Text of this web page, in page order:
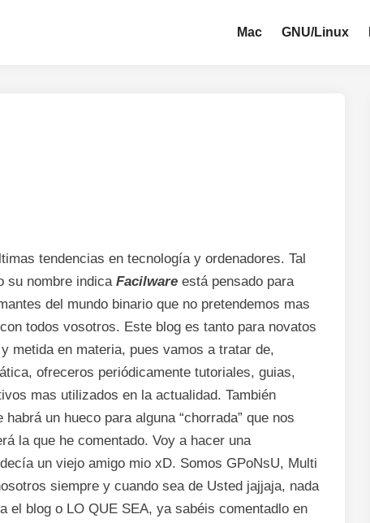
Mac GNU/Linux
tendencias en tecnología y ordenadores. Tal
su nombre indica Facilware está pensado para
del mundo binario que no pretendemos mas
todos vosotros. Este blog es tanto para novatos
metida en materia, pues vamos a tratar de,
ofreceros periódicamente tutoriales, guias,
mas utilizados en la actualidad. También
un hueco para alguna “chorrada” que nos
la que he comentado. Voy a hacer una
un viejo amigo mio xD. Somos GPoNsU, Multi
siempre y cuando sea de Usted jajjaja, nada
el blog o LO QUE SEA, ya sabéis comentadlo en